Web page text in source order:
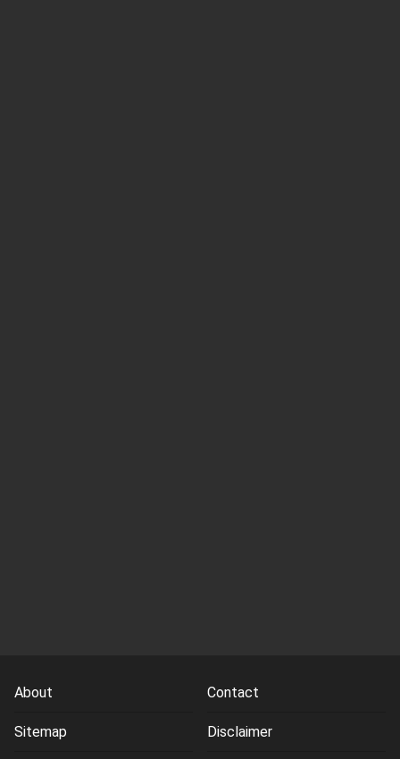
About Contact
Sitemap Disclaimer